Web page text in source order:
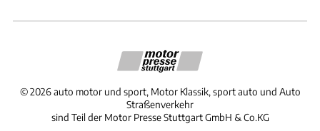
©2026 auto motor und sport, Motor Klassik, sport auto und Auto
Straßenverkehr
sind Teil der Motor Presse Stuttgart GmbH & Co.KG